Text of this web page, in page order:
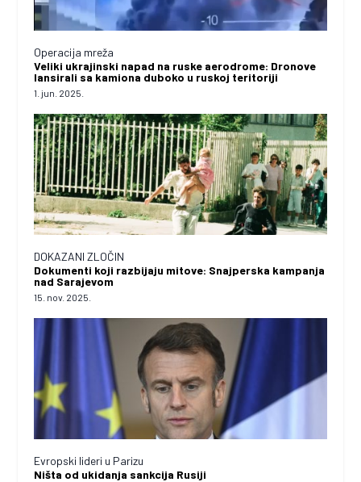
Operacija mreža
Veliki ukrajinski napad na ruske aerodrome: Dronove
lansirali sa kamiona duboko u ruskoj teritoriji
1. jun. 2025.
DOKAZANI ZLOČIN
Dokumenti koji razbijaju mitove: Snajperska kampanja
nad Sarajevom
15. nov. 2025.
Evropski lideri u Parizu
Ništa od ukidanja sankcija Rusiji